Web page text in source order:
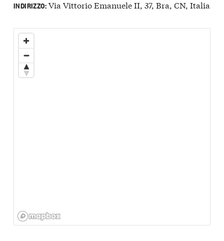
INDIRIZZO:Via Vittorio Emanuele II, 37, Bra, CN, Italia